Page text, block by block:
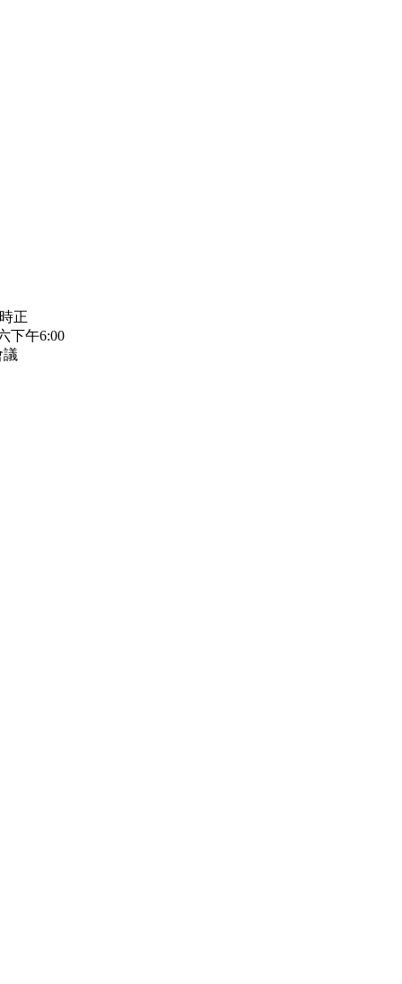
正
下午6:00
議